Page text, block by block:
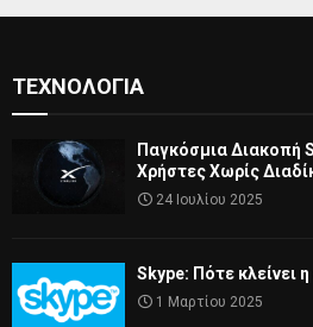
ΤΕΧΝΟΛΟΓΊΑ
Παγκόσμια Διακοπή
Χρήστες Χωρίς
24 Ιουλίου 2025
Skype: Πότε κλείνει
1 Μαρτίου 2025